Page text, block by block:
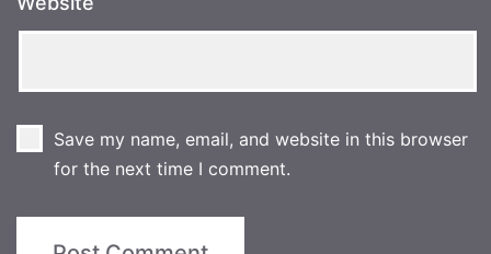
Save my name, email, and website in this browser
for the next time I comment.